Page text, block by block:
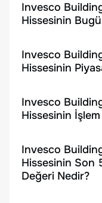
Invesco
Hissesinin
Invesco
Hissesinin
Invesco
Hissesinin
Invesco
Hissesinin Son
Değeri Nedir?